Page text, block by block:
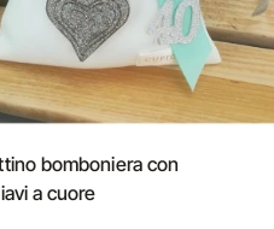
bomboniera con
a cuore